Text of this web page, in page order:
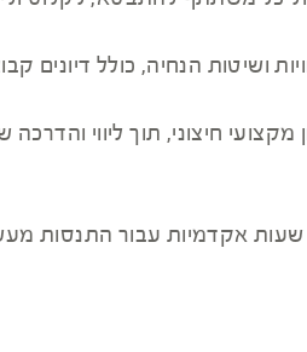
ושיטות הנחיה, כולל דיונים
חיצוני, תוך ליווי
קורס הנחיית קבוצות נלמד בהיקף של 140 שעות לימוד